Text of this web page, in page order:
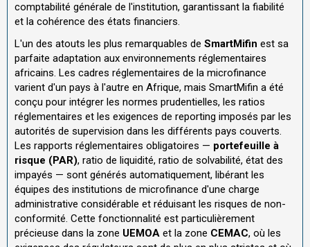
comptabilité générale de l'institution, garantissant la fiabilité
et la cohérence des états financiers.
L'un des atouts les plus remarquables de SmartMifin est sa
parfaite adaptation aux environnements réglementaires
africains. Les cadres réglementaires de la microfinance
varient d'un pays à l'autre en Afrique, mais SmartMifin a été
conçu pour intégrer les normes prudentielles, les ratios
réglementaires et les exigences de reporting imposés par les
autorités de supervision dans les différents pays couverts.
Les rapports réglementaires obligatoires — portefeuille à
risque (PAR), ratio de liquidité, ratio de solvabilité, état des
impayés — sont générés automatiquement, libérant les
équipes des institutions de microfinance d'une charge
administrative considérable et réduisant les risques de non-
conformité. Cette fonctionnalité est particulièrement
précieuse dans la zone UEMOA et la zone CEMAC, où les